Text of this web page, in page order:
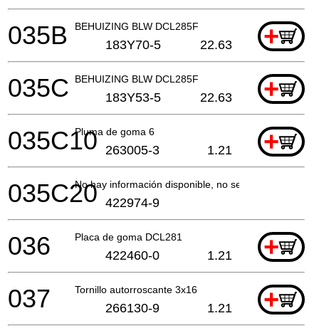
BEHUIZING BLW DCL285F +
035B 183Y70-5 22.63
BEHUIZING BLW DCL285F +
035C 183Y53-5 22.63
Pluma de goma 6 +
035C10 263005-3 1.21
No hay información disponible, no se puede pedir
035C20 422974-9
Placa de goma DCL281 +
036 422460-0 1.21
Tornillo autorroscante 3x16 +
037 266130-9 1.21